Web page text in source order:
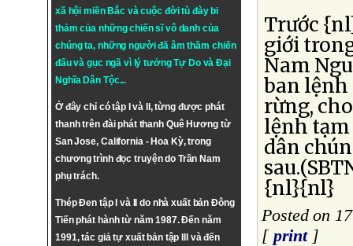
xã hội miền Bắc và cuộc đời tù đày bi
thảm của những chiến sĩ vô danh của
chúng ta, những người đã âm thầm chiến
đấu và gục ngã vì lý tưởngTự DovàĐại
Nghĩa Dân Tộc...
Ở đây chỉ có tập I và II, từng được phát
thanh trên đài phát thanh Quê Hương từ
San Jose, California - Hoa Kỳ, trong
chương trình đọc truyện do Trần Nam
phụ trách.
Thép Đen tập I và II do nhà xuất bản Đông
Tiến phát hành từ năm 1987. Đến năm
1991, tác giả tự xuất bản tập III và đến
Trước
giới
Nam
ban
rừng,
lệnh tạm
dân
{nl}{nl}
Posted on
[ print]